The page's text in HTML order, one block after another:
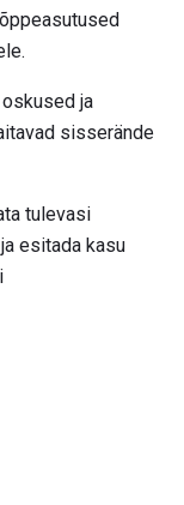
ja
sisserände
tulevasi
esitada kasu